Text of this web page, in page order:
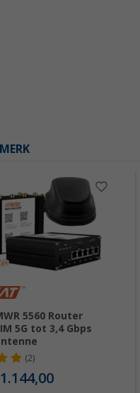
5560 Router
5G tot 3,4 Gbps
(2)